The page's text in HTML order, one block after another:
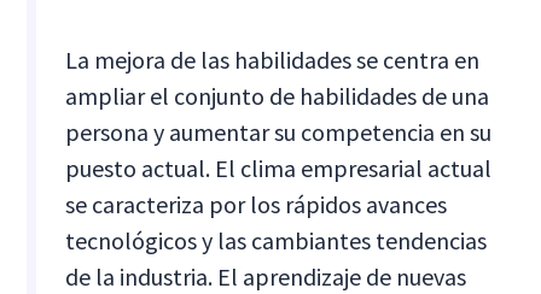
La mejora de las habilidades se centra en
ampliar el conjunto de habilidades de una
persona y aumentar su competencia en su
puesto actual. El clima empresarial actual
se caracteriza por los rápidos avances
tecnológicos y las cambiantes tendencias
de la industria. El aprendizaje de nuevas